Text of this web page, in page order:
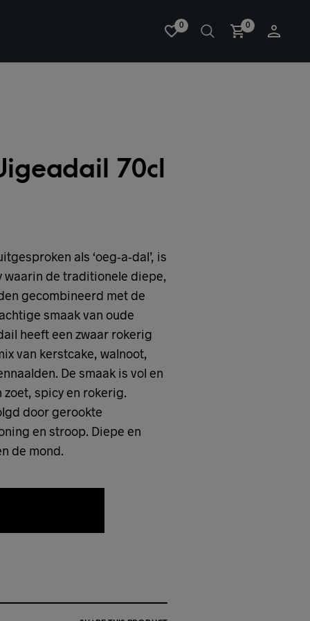
0 0
70cl
als ‘oeg-a-dal’, is
waarin de traditionele diepe,
gecombineerd met de
smaak van oude
heeft een zwaar rokerig
van kerstcake, walnoot,
De smaak is vol en
spicy en rokerig.
door gerookte
en stroop. Diepe en
de mond.